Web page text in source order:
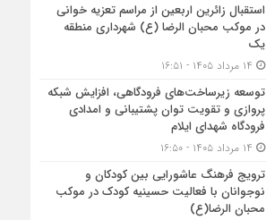
استقبال زائرین اربعین از مراسم تعزیه خوانی
در موکب محبان الرضا (ع) شهرداری منطقه
یک
توسعه زیرساخت‌های فرودگاهی، افزایش شبکه
پروازی و تقویت توان پشتیبانی و امدادی
فرودگاه شهدای ایلام
ترویج فرهنگ عاشورایی بین کودکان و
نوجوانان با فعالیت حسینیه کودک در موکب
محبان الرضا(ع)